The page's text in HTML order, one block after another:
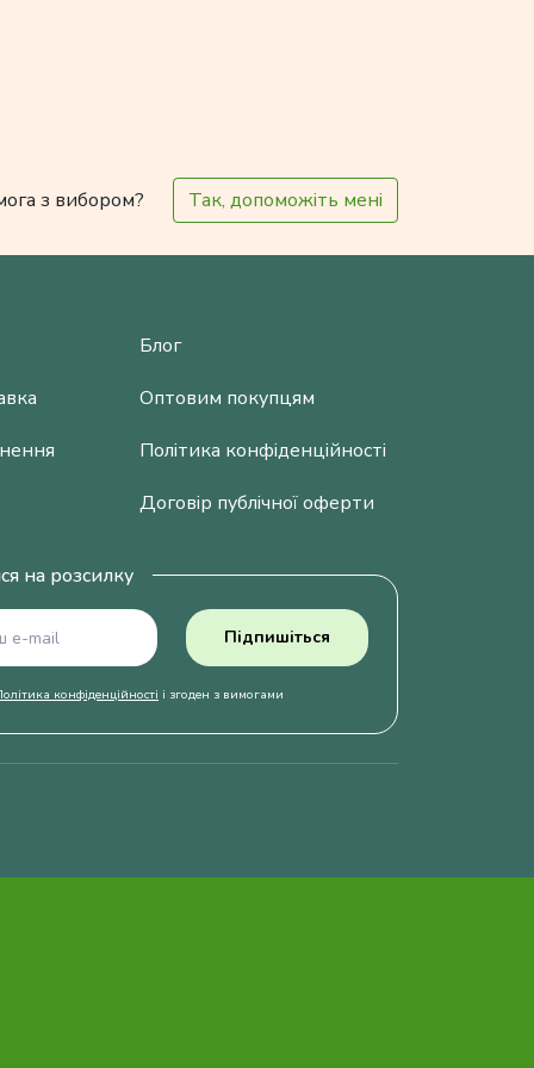
з вибором? Так, допоможіть мені
Блог
Оптовим покупцям
Політика конфіденційності
Договір публічної оферти
на розсилку
Підпишіться
конфіденційності і згоден з вимогами